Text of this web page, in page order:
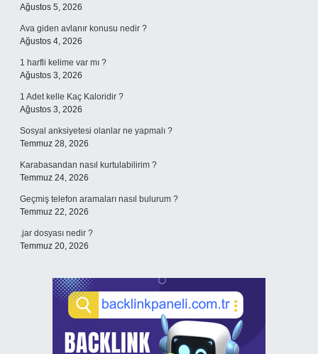
Ağustos 5, 2026
Ava giden avlanır konusu nedir ?
Ağustos 4, 2026
1 harfli kelime var mı ?
Ağustos 3, 2026
1 Adet kelle Kaç Kaloridir ?
Ağustos 3, 2026
Sosyal anksiyetesi olanlar ne yapmalı ?
Temmuz 28, 2026
Karabasandan nasıl kurtulabilirim ?
Temmuz 24, 2026
Geçmiş telefon aramaları nasıl bulurum ?
Temmuz 22, 2026
.jar dosyası nedir ?
Temmuz 20, 2026